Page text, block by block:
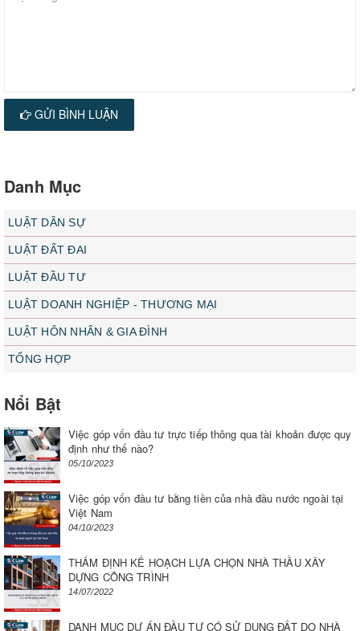
GỬI BÌNH LUẬN
Danh Mục
LUẬT DÂN SỰ
LUẬT ĐẤT ĐAI
LUẬT ĐẦU TƯ
LUẬT DOANH NGHIỆP - THƯƠNG MẠI
LUẬT HÔN NHÂN & GIA ĐÌNH
TỔNG HỢP
Nổi Bật
Việc góp vốn đầu tư trực tiếp thông qua tài khoản được quy
định như thế nào?
05/10/2023
Việc góp vốn đầu tư bằng tiền của nhà đầu nước ngoài tại
Việt Nam
04/10/2023
THẨM ĐỊNH KẾ HOẠCH LỰA CHỌN NHÀ THẦU XÂY
DỰNG CÔNG TRÌNH
14/07/2022
DANH MỤC DỰ ÁN ĐẦU TƯ CÓ SỬ DỤNG ĐẤT DO NHÀ